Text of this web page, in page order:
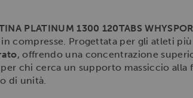
PLATINUM 1300 120TABS
compresse. Progettata per gli atleti
, offrendo una concentrazione
chi cerca un supporto massiccio alla
di unità.